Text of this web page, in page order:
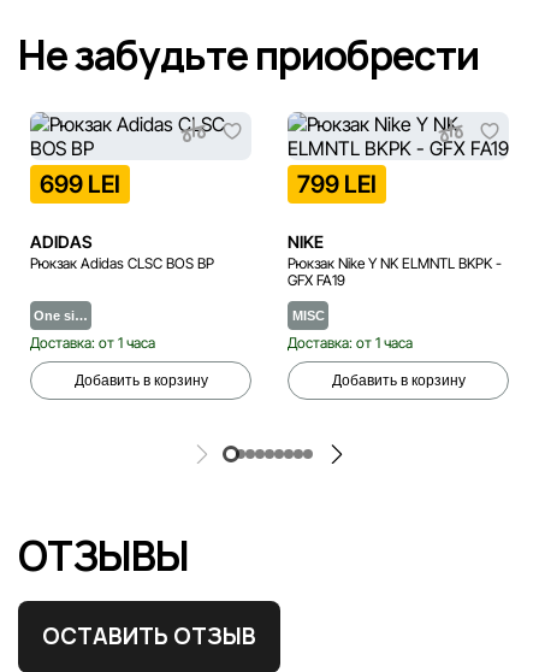
Не забудьте приобрести
699 LEI
ADIDAS
Рюкзак Adidas CLSC BOS BP
One si…
Доставка: от 1 часа
Добавить в корзину
799 LEI
NIKE
Рюкзак Nike Y NK ELMNTL BKPK -
GFX FA19
MISC
Доставка: от 1 часа
Добавить в корзину
ОТЗЫВЫ
ОСТАВИТЬ ОТЗЫВ